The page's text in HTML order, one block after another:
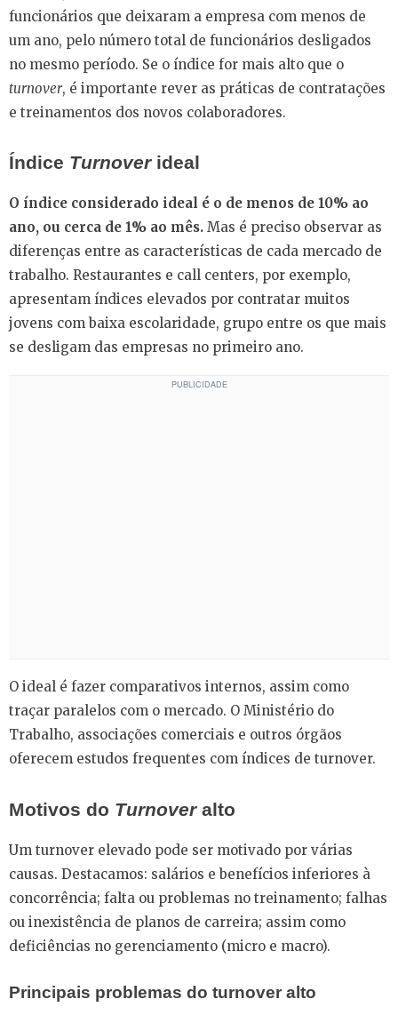
funcionários que deixaram a empresa com menos de
um ano, pelo número total de funcionários desligados
no mesmo período. Se o índice for mais alto que o
turnover, é importante rever as práticas de contratações
e treinamentos dos novos colaboradores.
Índice Turnoverideal
O índice considerado ideal é o de menos de 10% ao
ano, ou cerca de 1% ao mês. Mas é preciso observar as
diferenças entre as características de cada mercado de
trabalho. Restaurantes e call centers, por exemplo,
apresentam índices elevados por contratar muitos
jovens com baixa escolaridade, grupo entre os que mais
se desligam das empresas no primeiro ano.
O ideal é fazer comparativos internos, assim como
traçar paralelos com o mercado. O Ministério do
Trabalho, associações comerciais e outros órgãos
oferecem estudos frequentes com índices de turnover.
Motivos do Turnoveralto
Um turnover elevado pode ser motivado por várias
causas. Destacamos: salários e benefícios inferiores à
concorrência; falta ou problemas no treinamento; falhas
ou inexistência de planos de carreira; assim como
deficiências no gerenciamento (micro e macro).
Principais problemas do turnover alto